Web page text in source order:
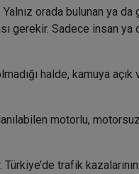
orada bulunan ya
gerekir. Sadece insan ya
halde, kamuya
motorlu,
trafik